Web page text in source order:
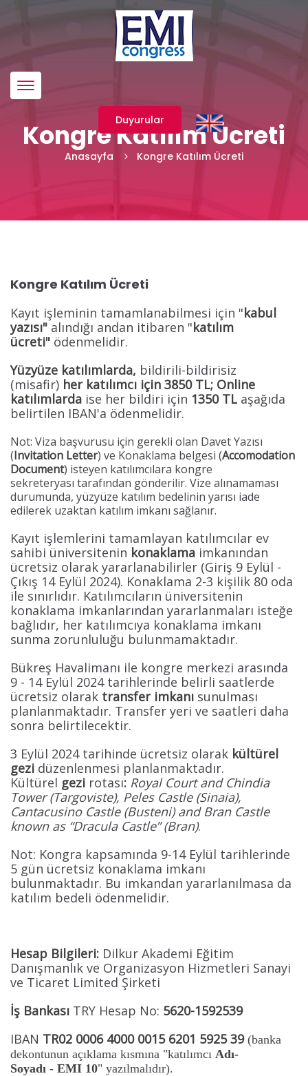
Menü
Duyurular
Kongre Katılım Ücreti
Anasayfa Kongre Katılım Ücreti
Kongre Katılım Ücreti
Kayıt işleminin tamamlanabilmesi için "kabul
yazısı" alındığı andan itibaren "katılım
ücreti" ödenmelidir.
Yüzyüze katılımlarda, bildirili-bildirisiz
(misafir) her katılımcı için 3850 TL; Online
katılımlarda ise her bildiri için 1350 TL aşağıda
belirtilen IBAN'a ödenmelidir.
Not: Viza başvurusu için gerekli olan Davet Yazısı
(Invitation Letter) ve Konaklama belgesi (Accomodation
Document) isteyen katılımcılara kongre
sekreteryası tarafından gönderilir. Vize alınamaması
durumunda, yüzyüze katılım bedelinin yarısı iade
edilerek uzaktan katılım imkanı sağlanır.
Kayıt işlemlerini tamamlayan katılımcılar ev
sahibi üniversitenin konaklama imkanından
ücretsiz olarak yararlanabilirler (Giriş 9 Eylül -
Çıkış 14 Eylül 2024). Konaklama 2-3 kişilik 80 oda
ile sınırlıdır. Katılımcıların üniversitenin
konaklama imkanlarından yararlanmaları isteğe
bağlıdır, her katılımcıya konaklama imkanı
sunma zorunluluğu bulunmamaktadır.
Bükreş Havalimanı ile kongre merkezi arasında
9 - 14 Eylül 2024 tarihlerinde belirli saatlerde
ücretsiz olarak transfer imkanı sunulması
planlanmaktadır. Transfer yeri ve saatleri daha
sonra belirtilecektir.
3 Eylül 2024 tarihinde ücretsiz olarak kültürel
gezi düzenlenmesi planlanmaktadır.
Kültürel gezi rotası: Royal Court and Chindia
Tower (Targoviste), Peles Castle (Sinaia),
Cantacusino Castle (Busteni) and Bran Castle
known as “Dracula Castle” (Bran).
Not: Kongra kapsamında 9-14 Eylül tarihlerinde
5 gün ücretsiz konaklama imkanı
bulunmaktadır. Bu imkandan yararlanılmasa da
katılım bedeli ödenmelidir.
Hesap Bilgileri: Dilkur Akademi Eğitim
Danışmanlık ve Organizasyon Hizmetleri Sanayi
ve Ticaret Limited Şirketi
İş Bankası TRY Hesap No: 5620-1592539
IBAN TR02 0006 4000 0015 6201 5925 39 (banka
dekontunun açıklama kısmına "katılımcı Adı-
Soyadı - EMI 10" yazılmalıdır).